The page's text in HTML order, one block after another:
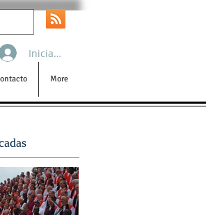
More
Iniciar sesión